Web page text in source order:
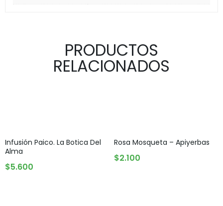
PRODUCTOS
RELACIONADOS
Infusión Paico. La Botica Del
Alma
$5.600
Rosa Mosqueta – Apiyerbas
$2.100